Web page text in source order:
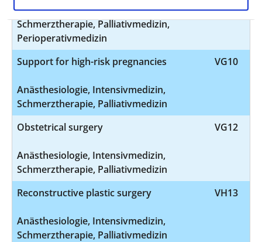
Anästhesiologie, Intensivmedizin,
Schmerztherapie, Palliativmedizin,
Perioperativmedizin
Support for high-risk pregnancies
Anästhesiologie, Intensivmedizin,
Schmerztherapie, Palliativmedizin
VG10
Obstetrical surgery
Anästhesiologie, Intensivmedizin,
Schmerztherapie, Palliativmedizin
VG12
Reconstructive plastic surgery
Anästhesiologie, Intensivmedizin,
Schmerztherapie, Palliativmedizin
VH13